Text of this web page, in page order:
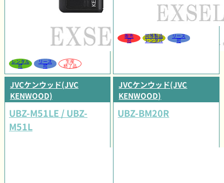
レンタル
可
リース
可
生産
終了品
販売
可
同等製品
レンタル
リース
可
JVCケンウッド(JVC
KENWOOD)
UBZ-M51LE / UBZ-
M51L
JVCケンウッド(JVC
KENWOOD)
UBZ-BM20R